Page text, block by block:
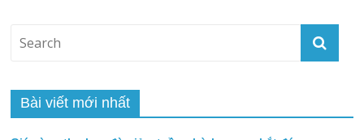
Bài viết mới nhất